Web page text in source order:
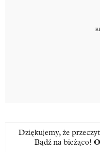
Dziękujemy, że
Bądź na bieżąco!